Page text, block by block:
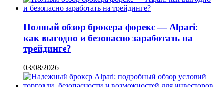
Полный обзор брокера форекс — Alpari:
как выгодно и безопасно заработать на
трейдинге?
03/08/2026